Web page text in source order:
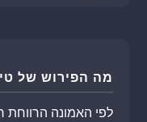
מה הפירוש של
לפי האמונה הרווחת